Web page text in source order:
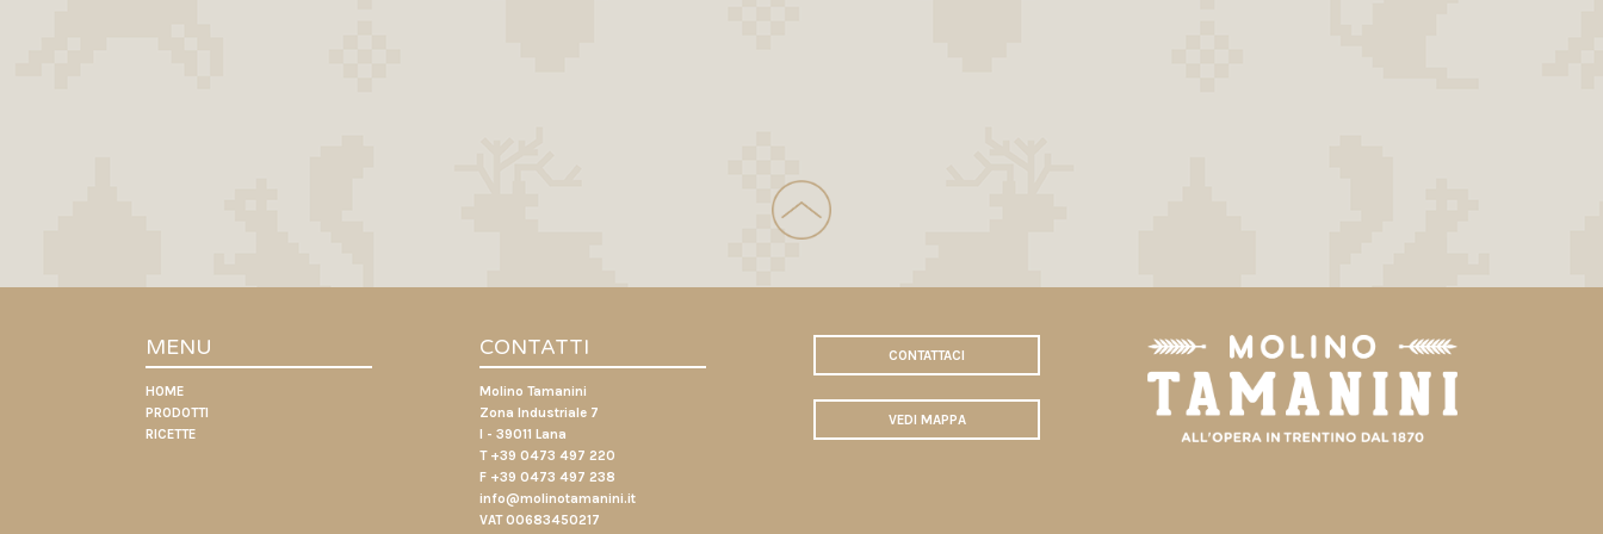
MENU
HOME
PRODOTTI
RICETTE
CONTATTI
Molino Tamanini
Zona Industriale 7
I - 39011 Lana
T +39 0473 497 220
F +39 0473 497 238
info@molinotamanini.it
VAT 00683450217
CONTATTACI
VEDI MAPPA